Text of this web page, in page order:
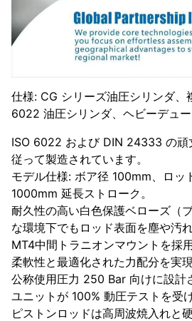
仕様: CG シリーズ油圧シリンダ、
6022 油圧シリンダ、ヘビーデュ
ISO 6022 および DIN 24333 の頑
従って製造されています。
モデル仕様: ボア径 100mm、ロッ
1000mm 延長ストローク。
耐久性の高い白色保護ベローズ（
な環境下でもロッド表面を塵や汚
MT4中間トラニオンマウントを採
柔軟性と最適化された力配分を実現
公称使用圧力 250 Bar 向けに設計
ユニットが 100% 動圧テストを受
ピストンロッドは高周波焼入れと